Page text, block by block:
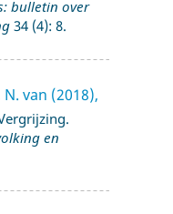
bulletin over
34 (4): 8.
van (2018),
en